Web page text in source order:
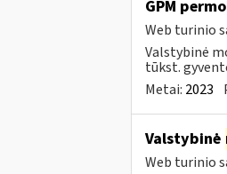
GPM
Web turinio
Valstybinė
tūkst.
Metai: 2023
Valstybinė
Web turinio